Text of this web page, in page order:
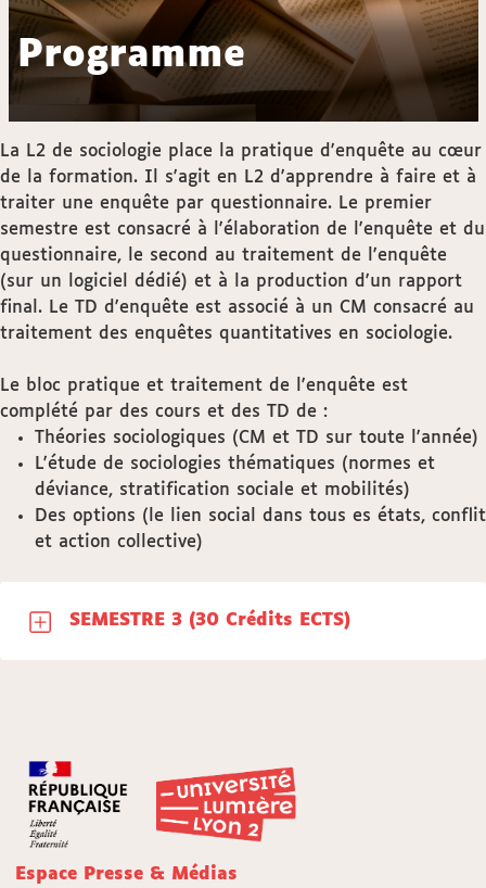
Programme
La L2 de sociologie place la pratique d'enquête au cœur
de la formation. Il s'agit en L2 d'apprendre à faire et à
traiter une enquête par questionnaire. Le premier
semestre est consacré à l'élaboration de l'enquête et du
questionnaire, le second au traitement de l'enquête
(sur un logiciel dédié) et à la production d'un rapport
final. Le TD d'enquête est associé à un CM consacré au
traitement des enquêtes quantitatives en sociologie.
Le bloc pratique et traitement de l'enquête est
complété par des cours et des TD de :
Théories sociologiques (CM et TD sur toute l'année)
L'étude de sociologies thématiques (normes et
déviance, stratification sociale et mobilités)
Des options (le lien social dans tous es états, conflit
et action collective)
SEMESTRE 3 (30 Crédits ECTS)
Espace Presse & Médias